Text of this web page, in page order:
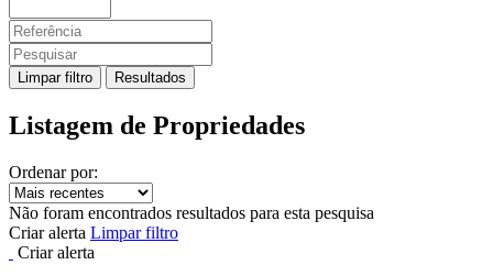
Limpar filtro Resultados
Listagem de Propriedades
Ordenar por:
Não foram encontrados resultados para esta pesquisa
Criar alerta Limpar filtro
Criar alerta